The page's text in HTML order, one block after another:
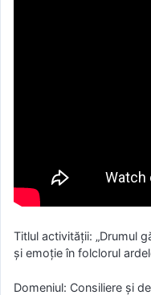
Titlul activității: „Drumul
și emoție în folclorul
Domeniul: Consiliere și